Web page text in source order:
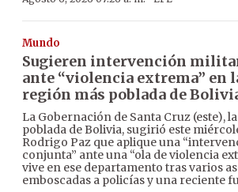
Mundo
Sugieren intervención
ante “violencia extrema” en
región más poblada de
La Gobernación de Santa Cruz (este),
poblada de Bolivia, sugirió este
Rodrigo Paz que aplique una
conjunta” ante una “ola de violencia
vive en ese departamento tras varios
emboscadas a policías y una reciente